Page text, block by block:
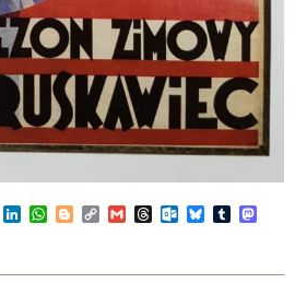
EmailLinkedIn
WhatsApp
BloggerCopy
Link
GmailThreadsOutlook.com
BlueskyTumblr